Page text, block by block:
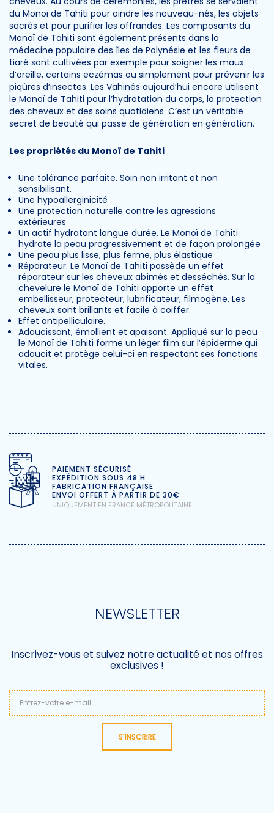
du Monoï de Tahiti pour oindre les nouveau-nés, les objets
sacrés et pour purifier les offrandes. Les composants du
Monoï de Tahiti sont également présents dans la
médecine populaire des îles de Polynésie et les fleurs de
tiaré sont cultivées par exemple pour soigner les maux
d’oreille, certains eczémas ou simplement pour prévenir les
piqûres d’insectes. Les Vahinés aujourd’hui encore utilisent
le Monoï de Tahiti pour l’hydratation du corps, la protection
des cheveux et des soins quotidiens. C’est un véritable
secret de beauté qui passe de génération en génération.
Les propriétés du Monoï de Tahiti
Une tolérance parfaite. Soin non irritant et non
sensibilisant.
Une hypoallerginicité
Une protection naturelle contre les agressions
extérieures
Un actif hydratant longue durée. Le Monoï de Tahiti
hydrate la peau progressivement et de façon prolongée
Une peau plus lisse, plus ferme, plus élastique
Réparateur. Le Monoï de Tahiti possède un effet
réparateur sur les cheveux abîmés et desséchés. Sur la
chevelure le Monoï de Tahiti apporte un effet
embellisseur, protecteur, lubrificateur, filmogène. Les
cheveux sont brillants et facile à coiffer.
Effet antipelliculaire.
Adoucissant, émollient et apaisant. Appliqué sur la peau
le Monoï de Tahiti forme un léger film sur l’épiderme qui
adoucit et protège celui-ci en respectant ses fonctions
vitales.
PAIEMENT SÉCURISÉ
EXPÉDITION SOUS 48 H
FABRICATION FRANÇAISE
ENVOI OFFERT À PARTIR DE 30€
UNIQUEMENT EN FRANCE MÉTROPOLITAINE
NEWSLETTER
Inscrivez-vous et suivez notre actualité et nos offres
exclusives !
S'INSCRIRE